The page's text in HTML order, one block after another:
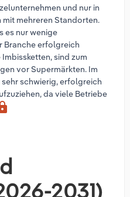
und nur in
mehreren Standorten.
es nur wenige
Branche erfolgreich
sind zum
vor Supermärkten. Im
schwierig, erfolgreich
da viele Betriebe
2031)